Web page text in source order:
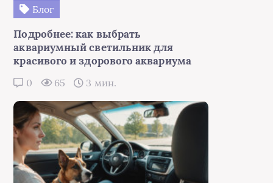
Блог
Подробнее: как выбрать
аквариумный светильник для
красивого и здорового аквариума
0 65 3 мин.